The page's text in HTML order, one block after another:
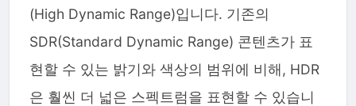
(High Dynamic Range)입니다. 기존의
SDR(Standard Dynamic Range) 콘텐츠가 표
현할 수 있는 밝기와 색상의 범위에 비해, HDR
은 훨씬 더 넓은 스펙트럼을 표현할 수 있습니